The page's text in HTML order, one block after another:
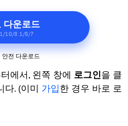
다운로드
10/8.1/8/7
안전 다운로드
에서, 왼쪽 창에 로그인을 클
다. (이미 가입한 경우 바로 로